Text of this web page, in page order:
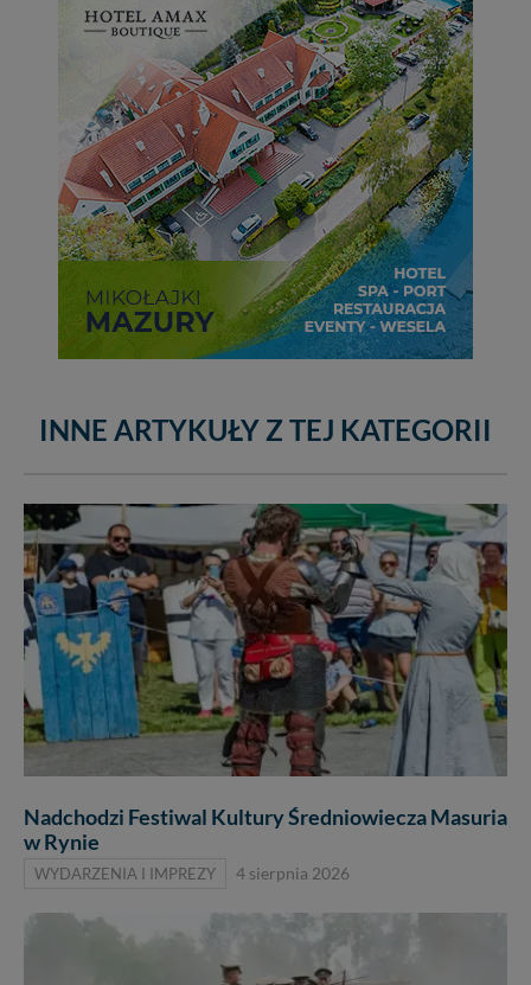
INNE ARTYKUŁY Z TEJ KATEGORII
Nadchodzi Festiwal Kultury Średniowiecza Masuria
w Rynie
WYDARZENIA I IMPREZY 4 sierpnia 2026